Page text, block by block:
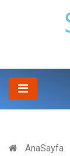
AnaSayfa